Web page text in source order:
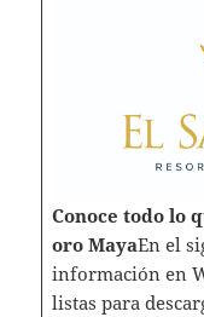
Conoce todo lo
oro MayaEn el
información en
listas para